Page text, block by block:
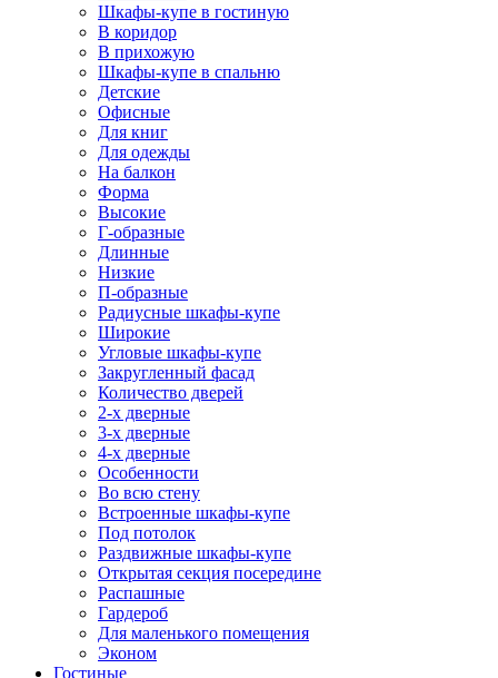
Шкафы-купе в гостиную
В коридор
В прихожую
Шкафы-купе в спальню
Детские
Офисные
Для книг
Для одежды
На балкон
Форма
Высокие
Г-образные
Длинные
Низкие
П-образные
Радиусные шкафы-купе
Широкие
Угловые шкафы-купе
Закругленный фасад
Количество дверей
2-х дверные
3-х дверные
4-х дверные
Особенности
Во всю стену
Встроенные шкафы-купе
Под потолок
Раздвижные шкафы-купе
Открытая секция посередине
Распашные
Гардероб
Для маленького помещения
Эконом
Гостиные